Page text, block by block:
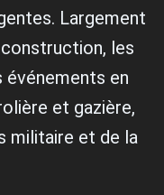
Largement
les
en
et gazière,
militaire et de la